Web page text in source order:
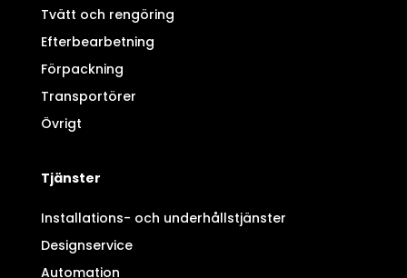
Tvätt och rengöring
Efterbearbetning
Förpackning
Transportörer
Övrigt
Tjänster
Installations- och underhållstjänster
Designservice
Automation